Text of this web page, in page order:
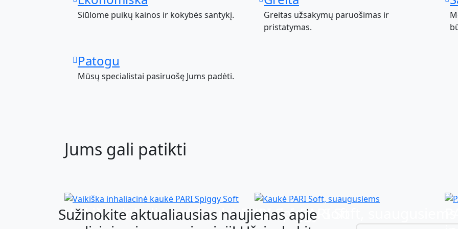
Siūlome puikų kainos ir kokybės santykį.
Greitas užsakymų paruošimas ir
pristatymas.
Patogu
Mūsų specialistai pasiruošę Jums padėti.
Jums gali patikti
Vaikiška inhaliacinė kaukė PARI Spiggy SoftKaukė PARI Soft, suaugusiems
Sužinokite aktualiausias naujienas apie